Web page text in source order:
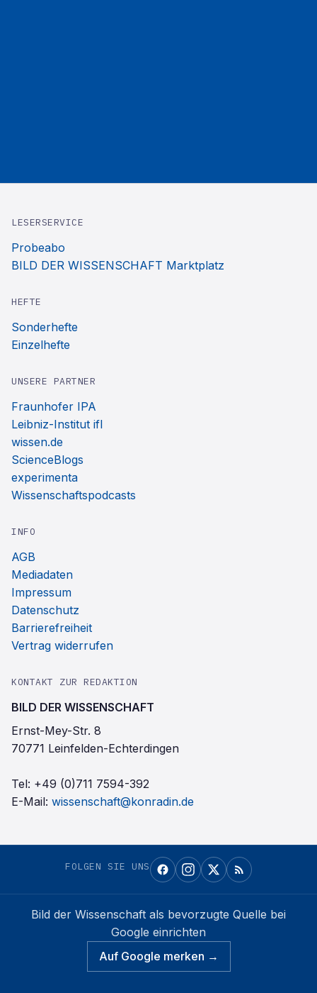
LESERSERVICE
Probeabo
BILD DER WISSENSCHAFT Marktplatz
HEFTE
Sonderhefte
Einzelhefte
UNSERE PARTNER
Fraunhofer IPA
Leibniz-Institut ifl
wissen.de
ScienceBlogs
experimenta
Wissenschaftspodcasts
INFO
AGB
Mediadaten
Impressum
Datenschutz
Barrierefreiheit
Vertrag widerrufen
KONTAKT ZUR REDAKTION
BILD DER WISSENSCHAFT
Ernst-Mey-Str. 8
70771 Leinfelden-Echterdingen
Tel: +49 (0)711 7594-392
E-Mail: wissenschaft@konradin.de
FOLGEN SIE UNS
Bild der Wissenschaft als bevorzugte Quelle bei
Google einrichten
Auf Google merken →